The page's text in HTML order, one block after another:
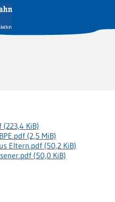
(223,4 KiB)
(2,5 MiB)
Eltern.pdf (50,2 KiB)
(50,0 KiB)